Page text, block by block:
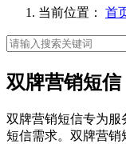
当前位置： 首
双牌营销短信
双牌营销短信专为服
短信需求。双牌营销